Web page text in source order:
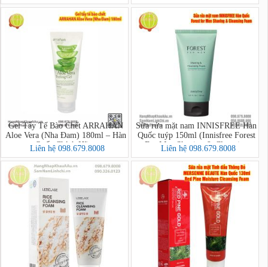
Gel Tẩy Tế Bào Chết ARRAHAN
Aloe Vera (Nha Đam) 180ml – Hàn
Quốc Chính Hãng
Liên hệ 098.679.8008
Sữa rửa mặt nam INNISFREE Hàn
Quốc tuýp 150ml (Innisfree Forest
For Men Shaving & Cleansing
Foam)
Liên hệ 098.679.8008